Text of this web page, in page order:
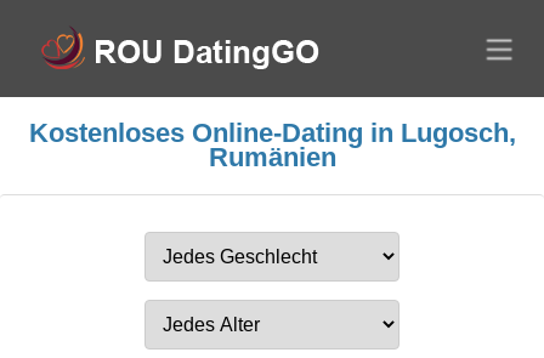
Kostenloses Online-Dating in Lugosch,
Rumänien